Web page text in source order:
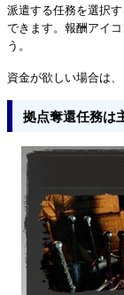
派遣する任務を選択
できます。報酬アイ
う。
資金が欲しい場合は
拠点奪還任務は